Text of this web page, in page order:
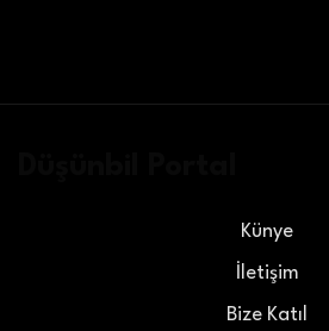
Künye
İletişim
Bize Katıl